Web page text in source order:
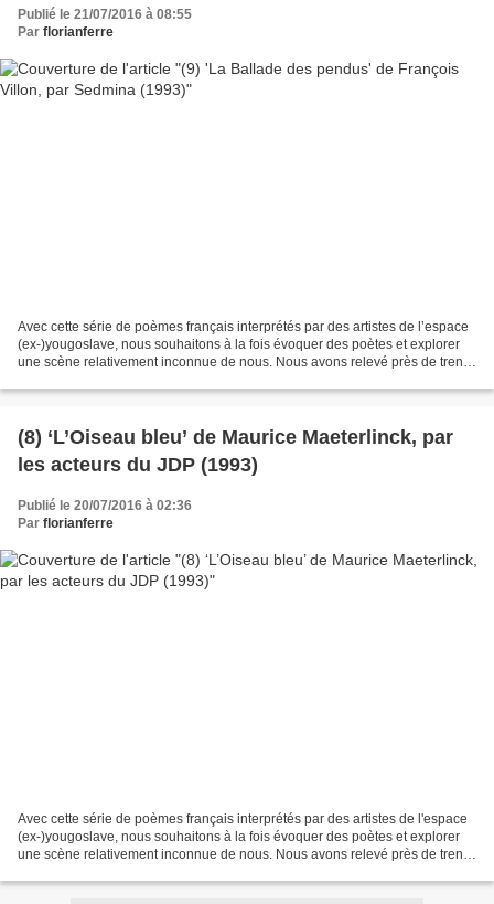
Publié le 21/07/2016 à 08:55
Par florianferre
Avec cette série de poèmes français interprétés par des artistes de l’espace
(ex-)yougoslave, nous souhaitons à la fois évoquer des poètes et explorer
une scène relativement inconnue de nous. Nous avons relevé près de trente
(8) ‘L’Oiseau bleu’ de Maurice Maeterlinck, par
les acteurs du JDP (1993)
Publié le 20/07/2016 à 02:36
Par florianferre
Avec cette série de poèmes français interprétés par des artistes de l'espace
(ex-)yougoslave, nous souhaitons à la fois évoquer des poètes et explorer
une scène relativement inconnue de nous. Nous avons relevé près de trente